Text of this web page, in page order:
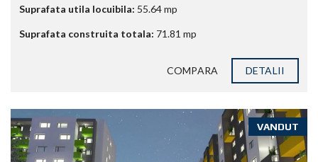
Suprafata utila locuibila: 55.64mp
Suprafata construita totala: 71.81 mp
COMPARA DETALII
VANDUT